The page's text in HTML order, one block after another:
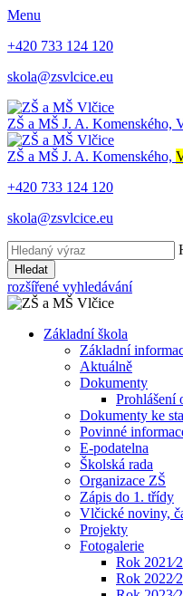
Menu
+420 733 124 120
skola@zsvlcice.eu
ZŠ a MŠ J. A. Komenského,
ZŠ a MŠ J. A. Komenského,
+420 733 124 120
skola@zsvlcice.eu
Hledat
rozšířené vyhledávání
Základní škola
Základní
Aktuálně
Dokumenty
Prohlášení
Dokumenty ke
Povinné
E-podatelna
Školská rada
Organizace ZŠ
Zápis do 1. třídy
Vlčické noviny,
Projekty
Fotogalerie
Rok
Rok